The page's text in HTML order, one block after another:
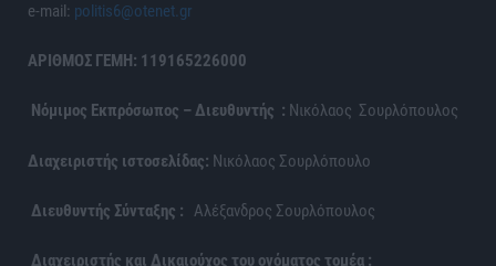
e-mail: politis6@otenet.gr
ΑΡΙΘΜΟΣ ΓΕΜΗ: 119165226000
Νόμιμος Εκπρόσωπος – Διευθυντής : Νικόλαος Σουρλόπουλος
Διαχειριστής ιστοσελίδας: Νικόλαος Σουρλόπουλο
Διευθυντής Σύνταξης : Αλέξανδρος Σουρλόπουλος
Διαχειριστής και Δικαιούχος του ονόματος τομέα :